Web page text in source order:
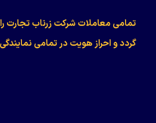
​​​​​​تمامی معاملات شرکت زرناب تجارت
گردد و احراز هویت در تمامی